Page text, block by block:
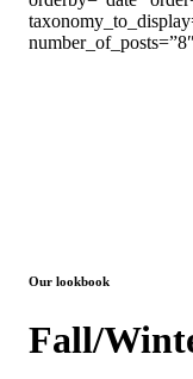
Our lookbook
Fall/